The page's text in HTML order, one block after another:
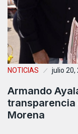
NOTICIAS julio 20,
Armando
transparencia
Morena